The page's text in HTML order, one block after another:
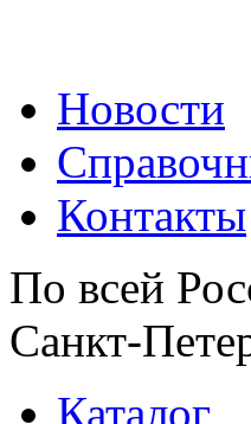
Новости
Контакты
По всей
Санкт-
Каталог